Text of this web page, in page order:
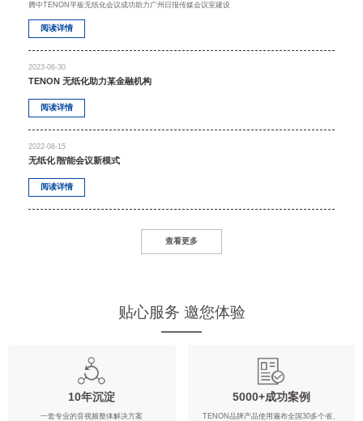
腾中TENON平板无纸化会议成功助力广州日报传媒会议室建设
阅读详情
2023-06-30
TENON 无纸化助力某金融机构
阅读详情
2022-08-15
无纸化∣智能会议新模式
阅读详情
查看更多
贴心服务 邀您体验
10年沉淀
一套专业的音视频整体解决方案
5000+成功案例
TENON品牌产品使用遍布全国30多个省、